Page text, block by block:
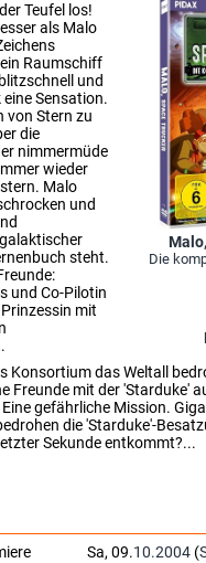
Die
Teufel los!
als Malo
Raumschiff
und
Sensation.
von Stern zu
die
nimmermüde
wieder
Malo
und
steht.
und Co-Pilotin
mit
Konsortium das Weltall
Freunde mit der 'Starduke'
gefährliche Mission.
die 'Starduke'-
Sekunde entkommt?...
Sa, 09.10.2004 (